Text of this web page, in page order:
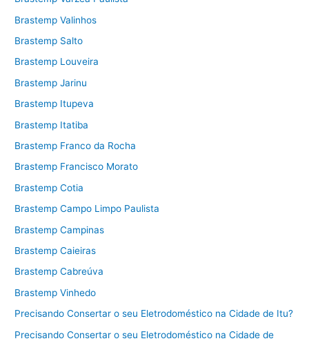
Brastemp Valinhos
Brastemp Salto
Brastemp Louveira
Brastemp Jarinu
Brastemp Itupeva
Brastemp Itatiba
Brastemp Franco da Rocha
Brastemp Francisco Morato
Brastemp Cotia
Brastemp Campo Limpo Paulista
Brastemp Campinas
Brastemp Caieiras
Brastemp Cabreúva
Brastemp Vinhedo
Precisando Consertar o seu Eletrodoméstico na Cidade de Itu?
Precisando Consertar o seu Eletrodoméstico na Cidade de